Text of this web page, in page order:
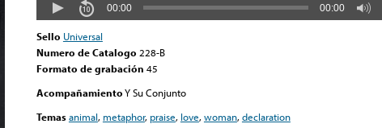
00:00 00:00
Sello Universal
Numero de Catalogo 228-B
Formato de grabación 45
AcompañamientoY Su Conjunto
Temasanimal, metaphor, praise, love,woman,declaration